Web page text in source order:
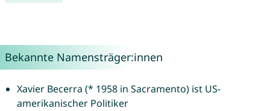
Bekannte Namensträger:innen
Xavier Becerra (* 1958 in Sacramento) ist US-
amerikanischer Politiker